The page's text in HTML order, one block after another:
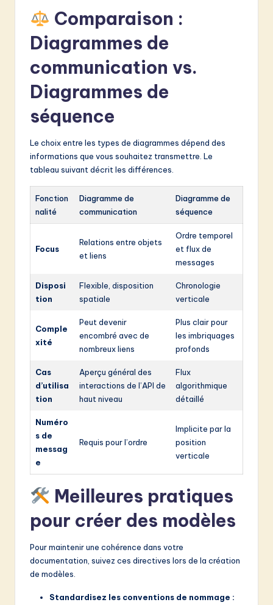
Comparaison :
Diagrammes de
communication vs.
Diagrammes de
séquence
Le choix entre les types de diagrammes dépend des
informations que vous souhaitez transmettre. Le
tableau suivant décrit les différences.
Fonction
nalité
Diagramme de
communication
Diagramme de
séquence
Focus
Relations entre objets
et liens
Ordre temporel
et flux de
messages
Disposi
tion
Flexible, disposition
spatiale
Chronologie
verticale
Comple
xité
Peut devenir
encombré avec de
nombreux liens
Plus clair pour
les imbriquages
profonds
Cas
d’utilisa
tion
Aperçu général des
interactions de l’API de
haut niveau
Flux
algorithmique
détaillé
Numéro
s de
messag
e
Requis pour l’ordre
Implicite par la
position
verticale
Meilleures pratiques
pour créer des modèles
Pour maintenir une cohérence dans votre
documentation, suivez ces directives lors de la création
de modèles.
Standardisez les conventions de nommage :